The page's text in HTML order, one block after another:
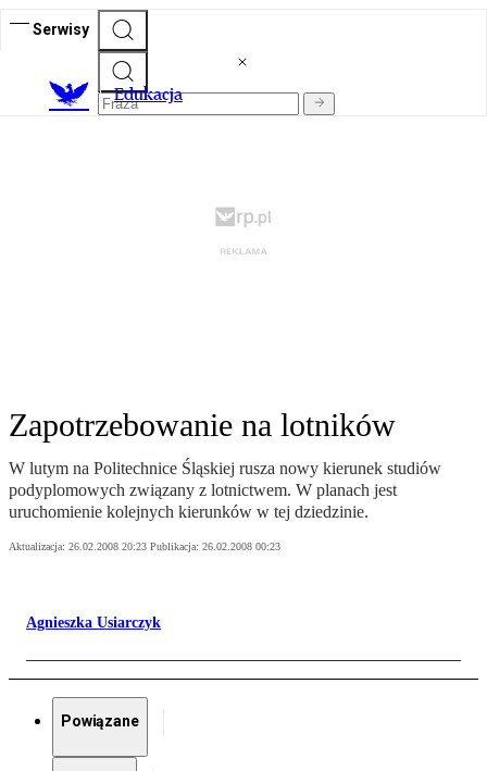
Serwisy
Edukacja
Zapotrzebowanie na lotników
W lutym na Politechnice Śląskiej rusza nowy kierunek studiów
podyplomowych związany z lotnictwem. W planach jest
uruchomienie kolejnych kierunków w tej dziedzinie.
Aktualizacja: 26.02.2008 20:23 Publikacja: 26.02.2008 00:23
Agnieszka Usiarczyk
Powiązane